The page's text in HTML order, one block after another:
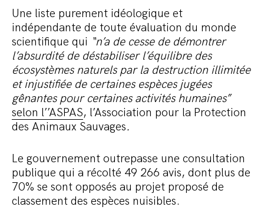
Une liste purement idéologique et
indépendante de toute évaluation du monde
scientifique qui “n’a de cesse de démontrer
l’absurdité de déstabiliser l’équilibre des
écosystèmes naturels par la destruction illimitée
et injustifiée de certaines espèces jugées
gênantes pour certaines activités humaines”
selon l’’ASPAS, l’Association pour la Protection
des Animaux Sauvages.
Le gouvernement outrepasse une consultation
publique qui a récolté 49 266 avis, dont plus de
70% se sont opposés au projet proposé de
classement des espèces nuisibles.